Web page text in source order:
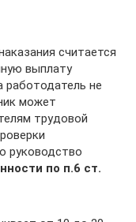
считается
выплату
работодатель не
может
трудовой
руководство
по п.6 ст.